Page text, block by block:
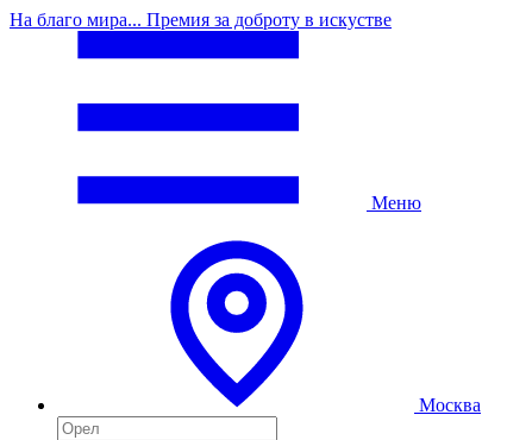
На благо мира... Премия за доброту в искустве
Меню
Москва